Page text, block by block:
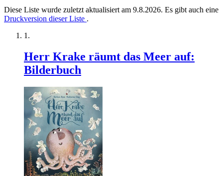
Diese Liste wurde zuletzt aktualisiert am 9.8.2026. Es gibt auch eine
Druckversion dieser Liste .
Herr Krake räumt das Meer auf:
Bilderbuch